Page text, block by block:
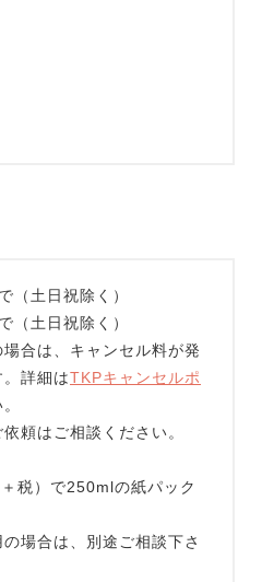
（土日祝除く）
（土日祝除く）
合は、キャンセル料が発
詳細はTKPキャンセルポ
頼はご相談ください。
税）で250mlの紙パック
場合は、別途ご相談下さ